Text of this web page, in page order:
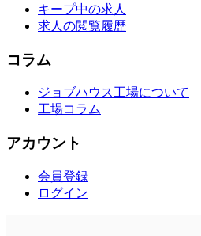
キープ中の求人
求人の閲覧履歴
コラム
ジョブハウス工場について
工場コラム
アカウント
会員登録
ログイン